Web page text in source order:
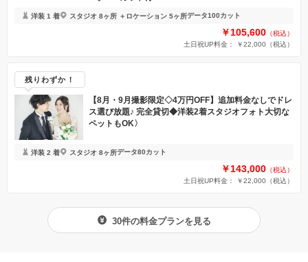
洋装 1 着 スタジオ 8ヶ所 ＋ロケーション 5ヶ所データ100カット
￥105,600 （税込）
土日祝UP料金： ￥22,000 （税込）
残りわずか！
【8月・9月撮影限定◇4万円OFF】追加料金なしでドレ
ス選び放題♪ 完全貸切◆洋装2着スタジオフォト大切な
ペットもOK〉
洋装 2 着 スタジオ 8ヶ所データ80カット
￥143,000 （税込）
土日祝UP料金： ￥22,000 （税込）
30件の料金プランを見る